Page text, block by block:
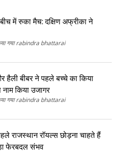
में रुका मैच: दक्षिण अफ्रीका ने
गया rabindra bhattarai
हैली बीबर ने पहले बच्चे का किया
किया उजागर
गया rabindra bhattarai
राजस्थान रॉयल्स छोड़ना चाहते हैं
फेरबदल संभव